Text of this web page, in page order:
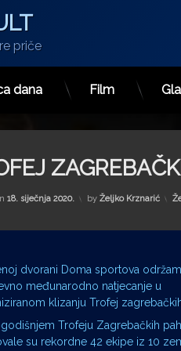
priče
dana Film
18. siječnja 2020. by Željko Krznarić
dvorani Doma sportova
međunarodno natjecanje u
klizanju Trofej
Trofeju Zagrebačkih
su rekordne 42 ekipe iz 10